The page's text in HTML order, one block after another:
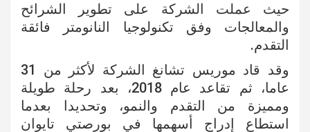
حيث عملت الشركة على تطوير الشرائح
والمعالجات وفق تكنولوجيا النانومتر فائقة
التقدم.
وقد قاد موريس تشانغ الشركة لأكثر من 31
عاما، ثم تقاعد عام 2018، بعد رحلة طويلة
ومميزة من التقدم والنمو، وتحديدا بعدما
استطاع إدراج أسهمها في بورصتي تايوان